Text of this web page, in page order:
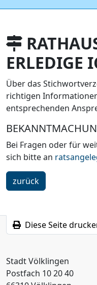
ERLEDIGE
Über das
richtigen
entsprechenden
Bei Fragen oder für
sich bitte an
ein
Schritt
zurück
Diese Seite
Stadt Völklingen
Postfach 10 20 40